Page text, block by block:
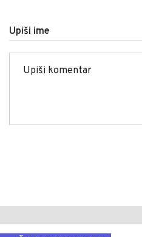
Upiši ime